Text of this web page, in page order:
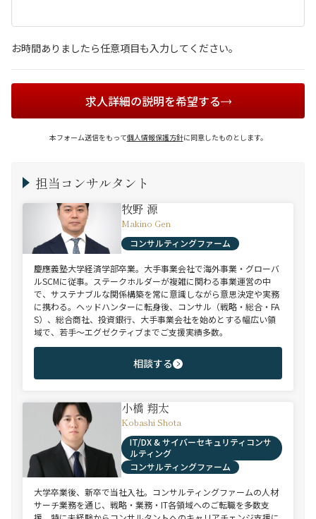
お時間ありましたら任意項目も入力してください。
求人詳細の説明を希望する
本フォーム送信をもって個人情報保護方針に同意したものとします。
担当コンサルタント
牧野 源
Makino Gen
コンサルティングファーム
慶應義塾大学経済学部卒業。大手事業会社で海外事業・グローバ
ルSCMに従事。ステークホルダーが複雑に関わる事業運営の中
で、サステナブルな関係構築を常に意識しながら意思決定や実務
に携わる。ヘッドハンターに転身後、コンサル（戦略・総合・FA
S）、総合商社、投資銀行、大手事業会社を始めとする幅広い領
域で、若手～エグゼクティブまでご支援実績多数。
相談する
小橋 翔太
Kobashi Shota
IT/DX & サイバーセキュリティコンサ
ルティング
コンサルティングファーム
大学卒業後、新卒で当社入社。コンサルティングファームの人材
サーチ業務を通じ、戦略・業務・IT各領域へのご転職を多数支